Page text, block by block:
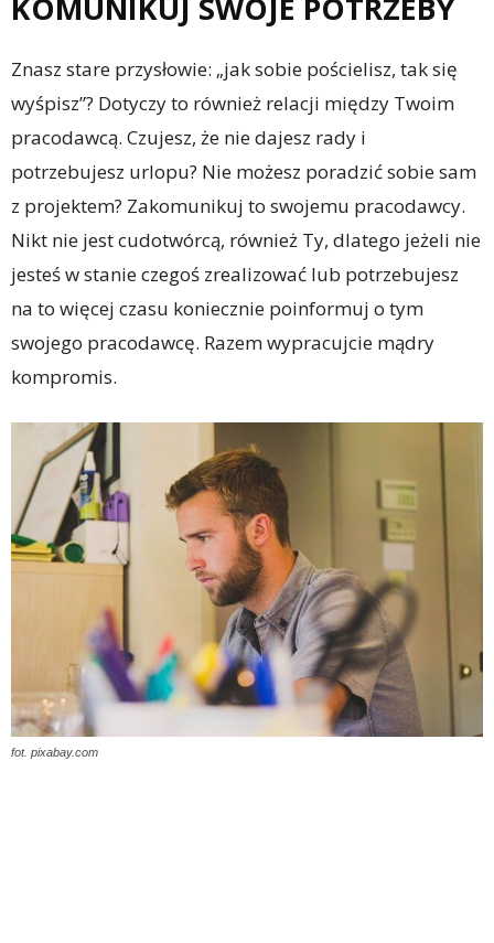
Znasz stare przysłowie: „jak sobie pościelisz, tak się
wyśpisz”? Dotyczy to również relacji między Twoim
pracodawcą. Czujesz, że nie dajesz rady i
potrzebujesz urlopu? Nie możesz poradzić sobie sam
z projektem? Zakomunikuj to swojemu pracodawcy.
Nikt nie jest cudotwórcą, również Ty, dlatego jeżeli nie
jesteś w stanie czegoś zrealizować lub potrzebujesz
na to więcej czasu koniecznie poinformuj o tym
swojego pracodawcę. Razem wypracujcie mądry
kompromis.
fot. pixabay.com